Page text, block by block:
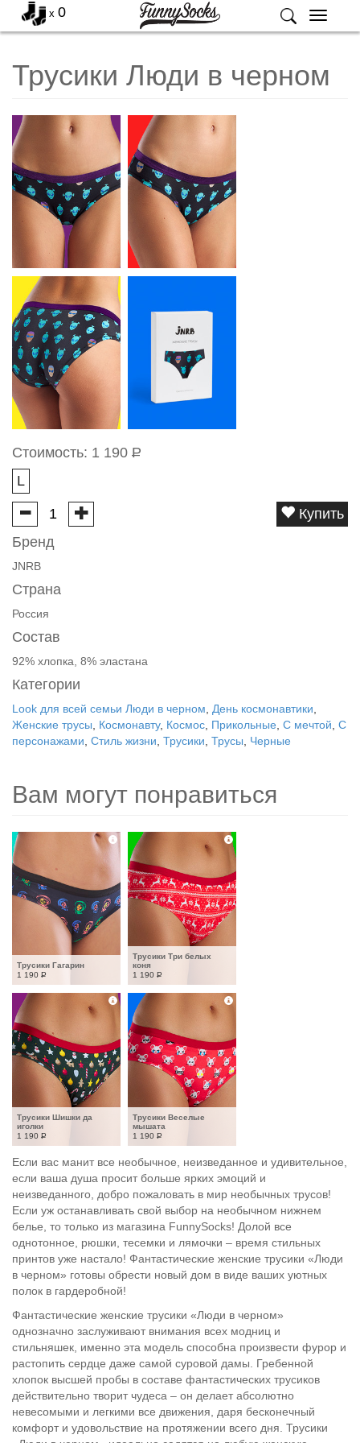
Меню
x 0
Трусики Люди в черном
Стоимость: 1 190 Р
L
Купить
Бренд
JNRB
Страна
Россия
Состав
92% хлопка, 8% эластана
Категории
Look для всей семьи Люди в черном День космонавтики
Женские трусы
Космонавту, Космос Прикольные С мечтой С
персонажами Стиль жизни Трусики Трусы Черные
Вам могут понравиться
Трусики Гагарин
1 190 Р
Трусики Три белых
коня
1 190 Р
Трусики Шишки да
иголки
1 190 Р
Трусики Веселые
мышата
1 190 Р
Если вас манит все необычное, неизведанное и удивительное,
если ваша душа просит больше ярких эмоций и
неизведанного, добро пожаловать в мир необычных трусов!
Если уж останавливать свой выбор на необычном нижнем
белье, то только из магазина FunnySocks! Долой все
однотонное, рюшки, тесемки и лямочки – время стильных
принтов уже настало! Фантастические женские трусики «Люди
в черном» готовы обрести новый дом в виде ваших уютных
полок в гардеробной!
Фантастические женские трусики «Люди в черном»
однозначно заслуживают внимания всех модниц и
стильняшек, именно эта модель способна произвести фурор и
растопить сердце даже самой суровой дамы. Гребенной
хлопок высшей пробы в составе фантастических трусиков
действительно творит чудеса – он делает абсолютно
невесомыми и легкими все движения, даря бесконечный
комфорт и удовольствие на протяжении всего дня. Трусики